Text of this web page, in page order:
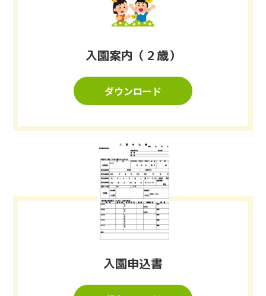
入園案内（２歳）
ダウンロード
入園申込書